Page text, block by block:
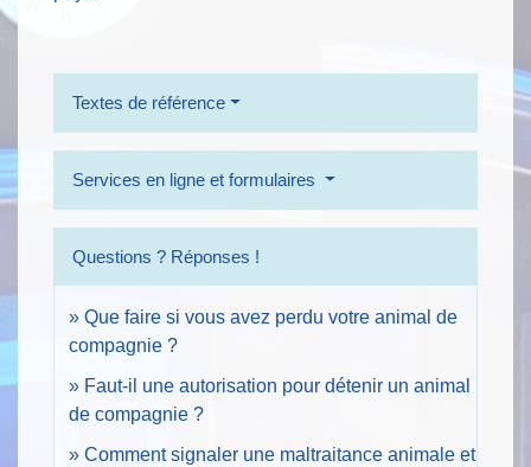
Textes de référence
Services en ligne et formulaires
Questions ? Réponses !
Que faire si vous avez perdu votre animal de
compagnie ?
Faut-il une autorisation pour détenir un animal
de compagnie ?
Comment signaler une maltraitance animale et